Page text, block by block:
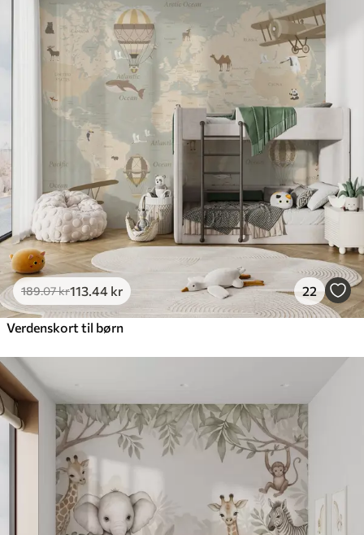
189.07kr113 .44 kr 22
Verdenskort til børn